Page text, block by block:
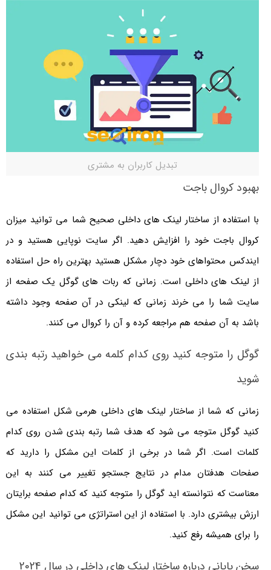
تبدیل کاربران به مشتری
بهبود کروال باجت
با استفاده از ساختار لینک های داخلی صحیح شما می توانید میزان
کروال باجت خود را افزایش دهید. اگر سایت نوپایی هستید و در
ایندکس محتواهای خود دچار مشکل هستید بهترین راه حل استفاده
از لینک های داخلی است. زمانی که ربات های گوگل یک صفحه از
سایت شما را می خرند زمانی که لینکی در آن صفحه وجود داشته
باشد به آن صفحه هم مراجعه کرده و آن را کروال می کنند.
گوگل را متوجه کنید روی کدام کلمه می خواهید رتبه بندی
شوید
زمانی که شما از ساختار لینک های داخلی هرمی شکل استفاده می
کنید گوگل متوجه می شود که هدف شما رتبه بندی شدن روی کدام
کلمات است. اگر شما در برخی از کلمات این مشکل را دارید که
صفحات هدفتان مدام در نتایج جستجو تغییر می کنند به این
معناست که نتوانسته اید گوگل را متوجه کنید که کدام صفحه برایتان
ارزش بیشتری دارد. با استفاده از این استراتژی می توانید این مشکل
را برای همیشه رفع کنید.
سخن پایانی درباره ساختار لینک های داخلی در سال 2024